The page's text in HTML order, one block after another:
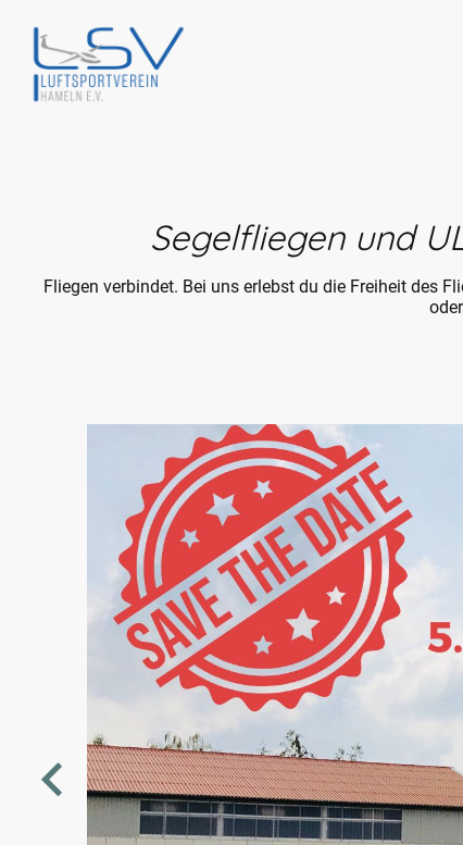
Segelfliegen und
Fliegen verbindet. Bei uns erlebst du die Freiheit des